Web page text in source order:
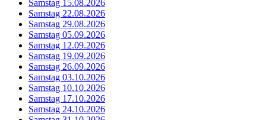
Samstag 15.08.2026
Samstag 22.08.2026
Samstag 29.08.2026
Samstag 05.09.2026
Samstag 12.09.2026
Samstag 19.09.2026
Samstag 26.09.2026
Samstag 03.10.2026
Samstag 10.10.2026
Samstag 17.10.2026
Samstag 24.10.2026